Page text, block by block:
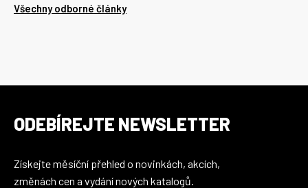
Všechny odborné články
ODEBÍREJTE NEWSLETTER
Získejte měsíční přehled o novinkách, akcích,
změnách cen a vydání nových katalogů.